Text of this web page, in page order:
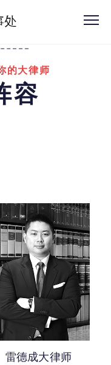
的大律师
容
的大律师
的大律师
大律师
大律师
讼
共法诉讼
补偿
解决
雷德成大律师